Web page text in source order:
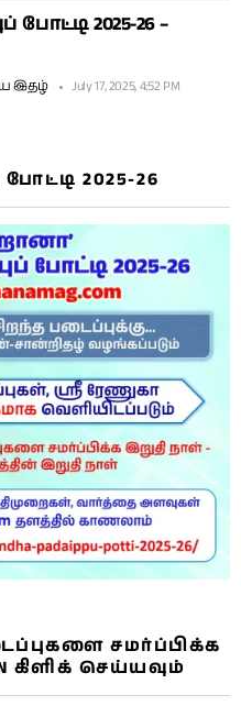
2025-26 –
இதழ் July 17, 2025, 4:52 PM
2025-26
சமர்ப்பிக்க
கிளிக் செய்யவும்